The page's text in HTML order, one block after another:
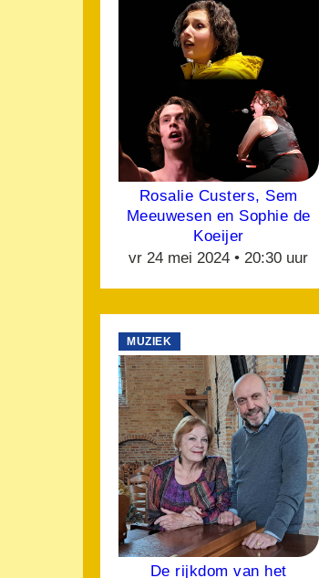
Rosalie Custers, Sem
Meeuwesen en Sophie de
Koeijer
vr 24 mei 2024 •20:30 uur
MUZIEK
De rijkdom van het